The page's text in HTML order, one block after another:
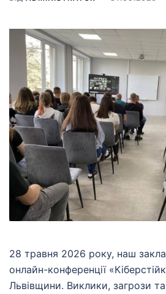
28 травня 2026 року, наш
онлайн-конференції
Львівщини. Виклики, загрози